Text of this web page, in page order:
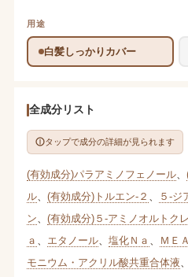
用途
白髪しっかりカバー
全成分リスト
タップで成分の詳細が見られます
(有効成分)パラアミノフェノール、
ル、 (有効成分)トルエン-２ ５-ジ
ン
(有効成分)５-アミノオルトク
ａ
エタノール、 塩化Ｎａ ＭＥＡ
モニウム・アクリル酸共重合体液